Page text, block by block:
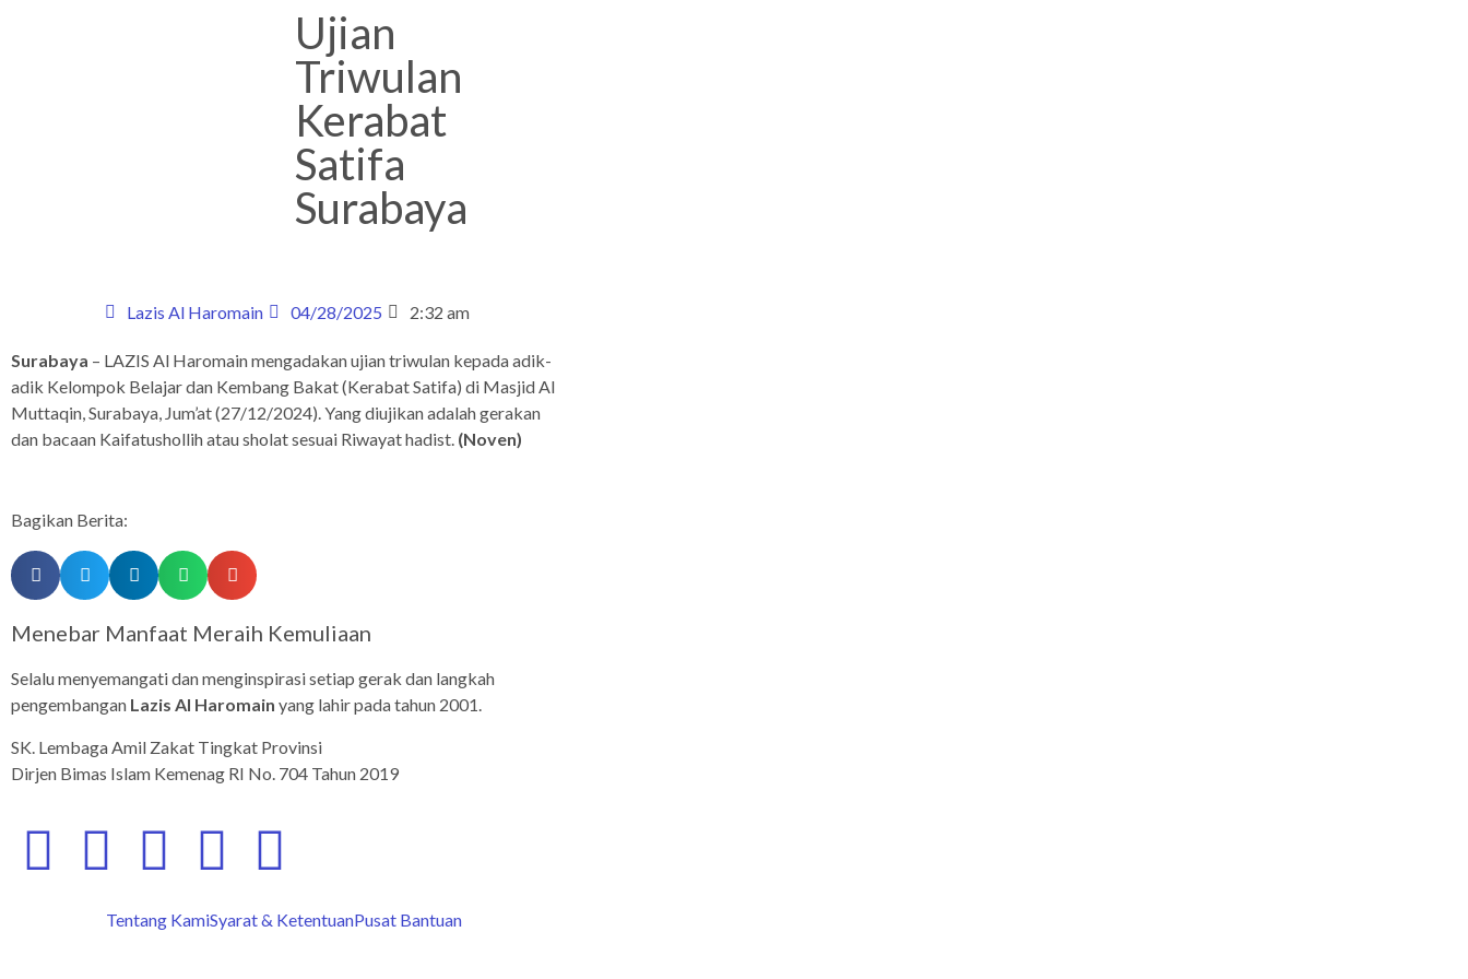
Ujian
Triwulan
Kerabat
Satifa
Surabaya
Lazis Al Haromain 04/28/2025 2:32 am
Surabaya – LAZIS Al Haromain mengadakan ujian triwulan kepada adik-
adik Kelompok Belajar dan Kembang Bakat (Kerabat Satifa) di Masjid Al
Muttaqin, Surabaya, Jum’at (27/12/2024). Yang diujikan adalah gerakan
dan bacaan Kaifatushollih atau sholat sesuai Riwayat hadist. (Noven)
Bagikan Berita:
Menebar Manfaat Meraih Kemuliaan
Selalu menyemangati dan menginspirasi setiap gerak dan langkah
pengembangan Lazis Al Haromain yang lahir pada tahun 2001.
SK. Lembaga Amil Zakat Tingkat Provinsi
Dirjen Bimas Islam Kemenag RI No. 704 Tahun 2019
Tentang KamiSyarat & KetentuanPusat Bantuan